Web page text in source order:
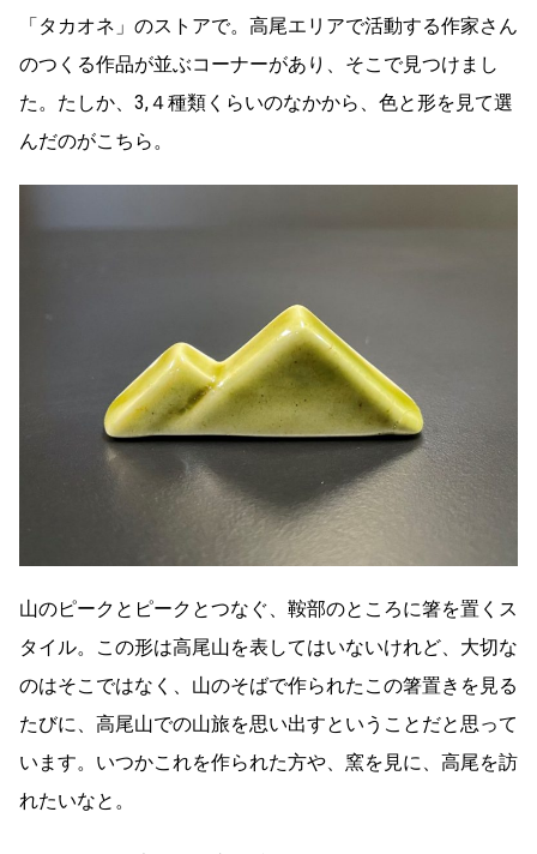
「タカオネ」のストアで。高尾エリアで活動する作家さん
のつくる作品が並ぶコーナーがあり、そこで見つけまし
た。たしか、3,４種類くらいのなかから、色と形を見て選
んだのがこちら。
山のピークとピークとつなぐ、鞍部のところに箸を置くス
タイル。この形は高尾山を表してはいないけれど、大切な
のはそこではなく、山のそばで作られたこの箸置きを見る
たびに、高尾山での山旅を思い出すということだと思って
います。いつかこれを作られた方や、窯を見に、高尾を訪
れたいなと。